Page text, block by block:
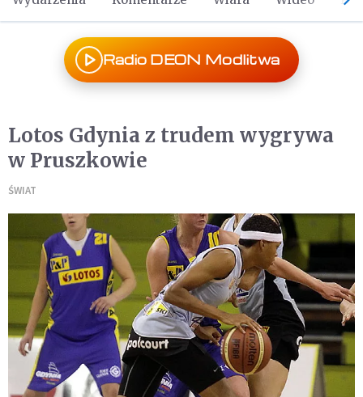
Radio DEON Modlitwa
Lotos Gdynia z trudem wygrywa
w Pruszkowie
ŚWIAT